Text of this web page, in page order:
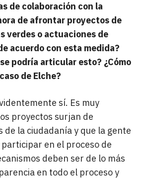
de colaboración con la
de afrontar proyectos de
verdes o actuaciones de
acuerdo con esta medida?
podría articular esto? ¿Cómo
de Elche?
sí. Es muy
proyectos surjan de
de la ciudadanía y que la gente
en el proceso de
deben ser de lo más
en todo el proceso y